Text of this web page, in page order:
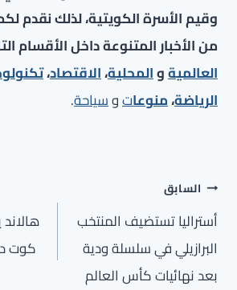
وقيم الأسرة الكويتية، لذلك نقدم
من الأخبار المتنوعة داخل الأقسام
العالميةوالمحلية،الاقتصاد،
الرياضة،منوعاتوسياحة.
تصفّح
المقالات
السابق
أستراليا تستضيف المنتخب
البرازيلي في سلسلة ودية
بعد نهائيات كأس العالم
كوت